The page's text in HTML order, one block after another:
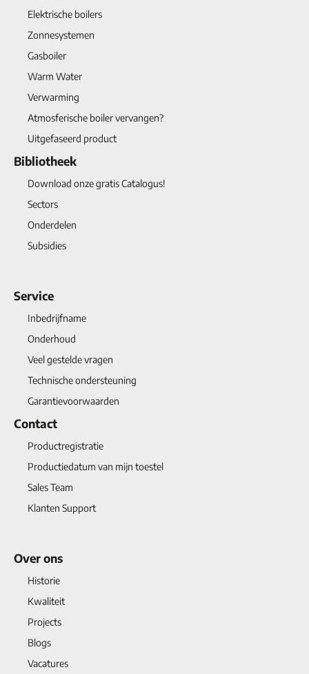
Elektrische boilers
Zonnesystemen
Gasboiler
Warm Water
Verwarming
Atmosferische boiler vervangen?
Uitgefaseerd product
Bibliotheek
Download onze gratis Catalogus!
Sectors
Onderdelen
Subsidies
Service
Inbedrijfname
Onderhoud
Veel gestelde vragen
Technische ondersteuning
Garantievoorwaarden
Contact
Productregistratie
Productiedatum van mijn toestel
Sales Team
Klanten Support
Over ons
Historie
Kwaliteit
Projects
Blogs
Vacatures